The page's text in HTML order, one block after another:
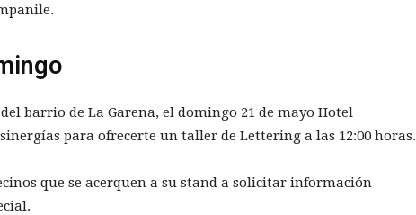
barrio de La Garena, el domingo 21 de mayo Hotel
para ofrecerte un taller de Lettering a las 12:00 horas.
que se acerquen a su stand a solicitar información